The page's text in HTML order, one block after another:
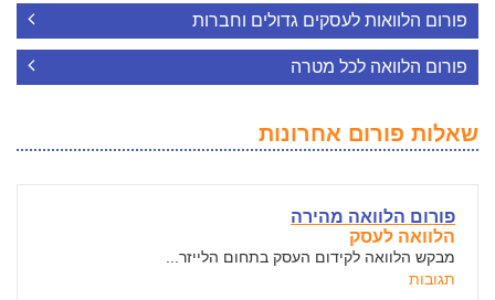
פורום הלוואות לעסקים גדולים וחברות
פורום הלוואה לכל מטרה
שאלות פורום אחרונות
פורום הלוואה מהירה
הלוואה לעסק
מבקש הלוואה לקידום העסק בתחום הלייזר...
תגובות